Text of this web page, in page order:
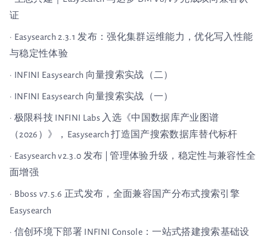
证
· Easysearch 2.3.1 发布：强化集群运维能力，优化写入性能
与稳定性体验
· INFINI Easysearch 向量搜索实战（二）
· INFINI Easysearch 向量搜索实战（一）
· 极限科技 INFINI Labs 入选《中国数据库产业图谱
（2026）》，Easysearch 打造国产搜索数据库替代标杆
· Easysearch v2.3.0 发布 | 管理体验升级，稳定性与兼容性全
面增强
· Bboss v7.5.6 正式发布，全面兼容国产分布式搜索引擎
Easysearch
· 信创环境下部署 INFINI Console：一站式搭建搜索基础设